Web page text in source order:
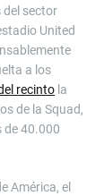
del sector
United
a los
recinto la
de la Squad,
de 40.000
América, el